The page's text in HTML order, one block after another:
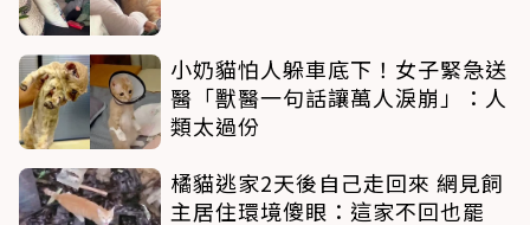
小奶貓怕人躲車底下！女子緊急送
醫「獸醫一句話讓萬人淚崩」：人
類太過份
橘貓逃家2天後自己走回來 網見飼
主居住環境傻眼：這家不回也罷